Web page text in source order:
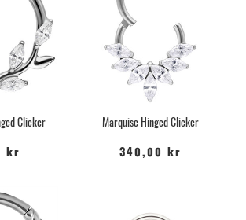
Clicker
kr
Marquise Hinged Clicker
340,00 kr